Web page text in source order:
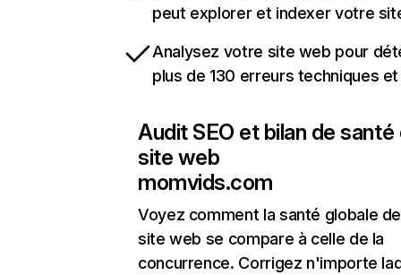
peut explorer et indexer votre
Analysez votre site web pour
plus de 130 erreurs techniques et
Audit SEO et bilan de santé
site web
momvids.com
Voyez comment la santé globale
site web se compare à celle de la
concurrence. Corrigez n'importe